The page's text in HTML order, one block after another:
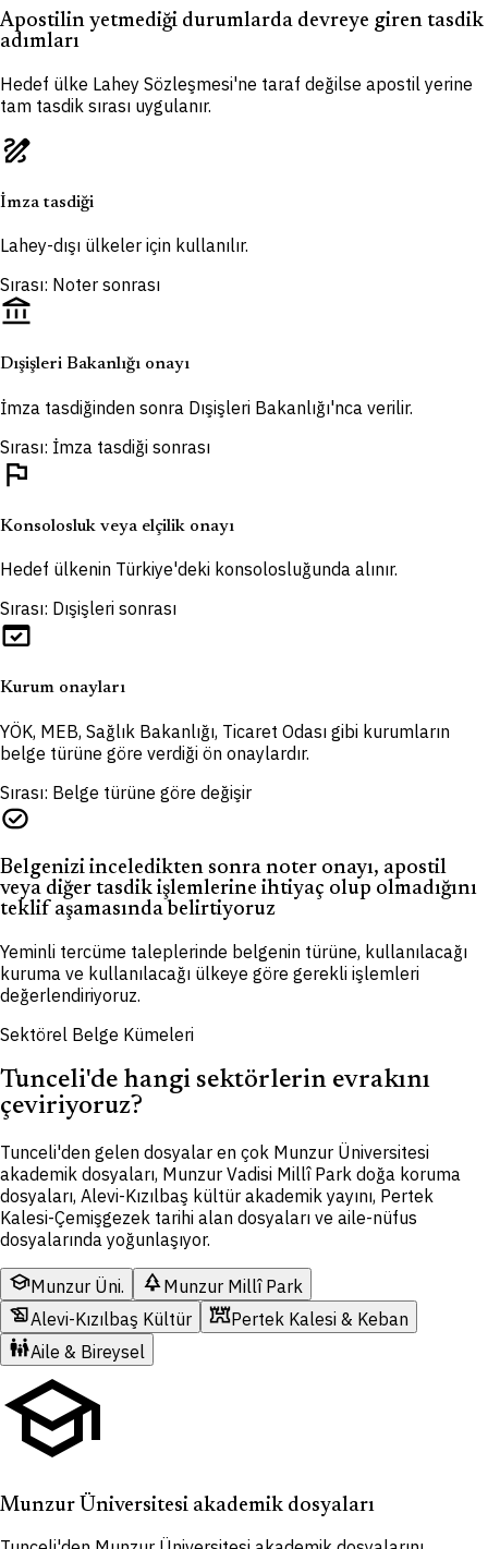
Apostilin yetmediği durumlarda devreye giren tasdik
adımları
Hedef ülke Lahey Sözleşmesi'ne taraf değilse apostil yerine
tam tasdik sırası uygulanır.
draw
İmza tasdiği
Lahey-dışı ülkeler için kullanılır.
Sırası: Noter sonrası
account_balance
Dışişleri Bakanlığı onayı
İmza tasdiğinden sonra Dışişleri Bakanlığı'nca verilir.
Sırası: İmza tasdiği sonrası
flag
Konsolosluk veya elçilik onayı
Hedef ülkenin Türkiye'deki konsolosluğunda alınır.
Sırası: Dışişleri sonrası
domain_verification
Kurum onayları
YÖK, MEB, Sağlık Bakanlığı, Ticaret Odası gibi kurumların
belge türüne göre verdiği ön onaylardır.
Sırası: Belge türüne göre değişir
task_alt
Belgenizi inceledikten sonra noter onayı, apostil
veya diğer tasdik işlemlerine ihtiyaç olup olmadığını
teklif aşamasında belirtiyoruz
Yeminli tercüme taleplerinde belgenin türüne, kullanılacağı
kuruma ve kullanılacağı ülkeye göre gerekli işlemleri
değerlendiriyoruz.
Sektörel Belge Kümeleri
Tunceli'de hangi sektörlerin evrakını
çeviriyoruz?
Tunceli'den gelen dosyalar en çok Munzur Üniversitesi
akademik dosyaları, Munzur Vadisi Millî Park doğa koruma
dosyaları, Alevi-Kızılbaş kültür akademik yayını, Pertek
Kalesi-Çemişgezek tarihi alan dosyaları ve aile-nüfus
dosyalarında yoğunlaşıyor.
schoolMunzur Üni. parkMunzur Millî Park
history_eduAlevi-Kızılbaş Kültür fortPertek Kalesi & Keban
family_restroomAile & Bireysel
school
Munzur Üniversitesi akademik dosyaları